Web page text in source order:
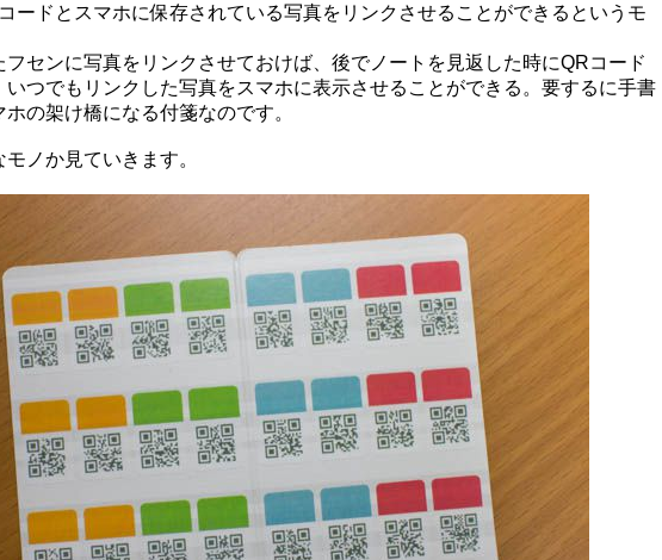
ードとスマホに保存されている写真をリンクさせることができるというモ
フセンに写真をリンクさせておけば、後でノートを見返した時にQRコード
いつでもリンクした写真をスマホに表示させることができる。要するに手書
の架け橋になる付箋なのです。
ノか見ていきます。